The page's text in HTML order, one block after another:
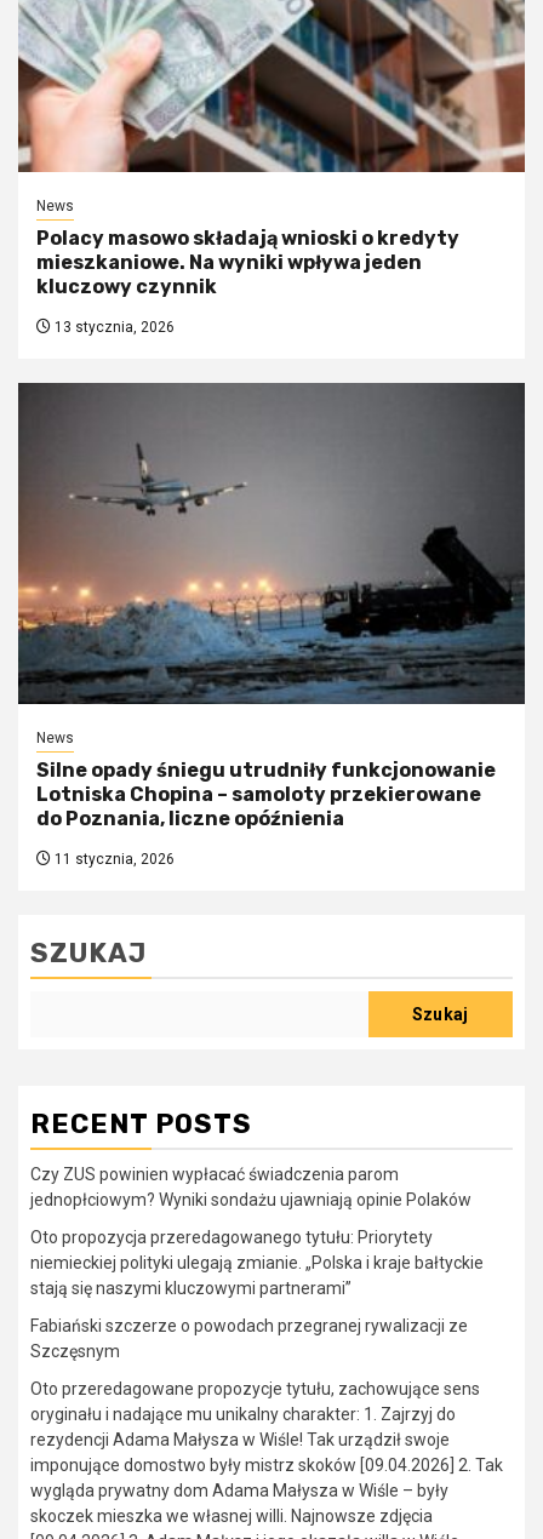
News
Polacy masowo składają wnioski o kredyty
mieszkaniowe. Na wyniki wpływa jeden
kluczowy czynnik
13 stycznia, 2026
News
Silne opady śniegu utrudniły funkcjonowanie
Lotniska Chopina – samoloty przekierowane
do Poznania, liczne opóźnienia
11 stycznia, 2026
SZUKAJ
Szukaj
RECENT POSTS
Czy ZUS powinien wypłacać świadczenia parom
jednopłciowym? Wyniki sondażu ujawniają opinie Polaków
Oto propozycja przeredagowanego tytułu: Priorytety
niemieckiej polityki ulegają zmianie. „Polska i kraje bałtyckie
stają się naszymi kluczowymi partnerami”
Fabiański szczerze o powodach przegranej rywalizacji ze
Szczęsnym
Oto przeredagowane propozycje tytułu, zachowujące sens
oryginału i nadające mu unikalny charakter: 1. Zajrzyj do
rezydencji Adama Małysza w Wiśle! Tak urządził swoje
imponujące domostwo były mistrz skoków [09.04.2026] 2. Tak
wygląda prywatny dom Adama Małysza w Wiśle – były
skoczek mieszka we własnej willi. Najnowsze zdjęcia